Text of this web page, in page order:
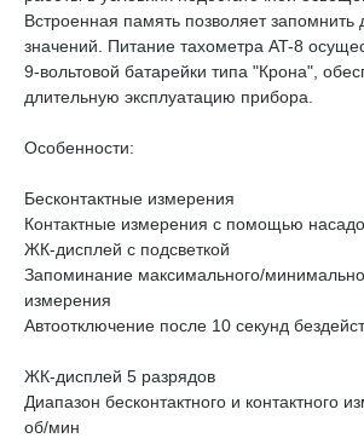
Встроенная память позволяет
значений. Питание тахометра AT-8
9-вольтовой батарейки типа "Крона",
длительную эксплуатацию прибора.
Особенности:
Бесконтактные измерения
Контактные измерения с помощью
ЖК-дисплей с подсветкой
Запоминание максимального/
измерения
Автоотключение после 10 секунд
ЖК-дисплей 5 разрядов
Диапазон бесконтактного и контактного
об/мин